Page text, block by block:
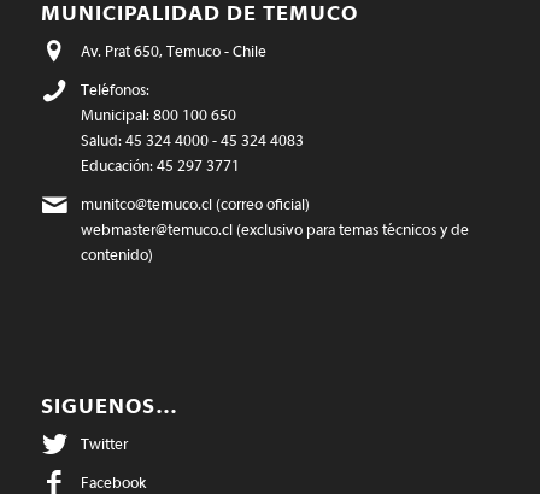
MUNICIPALIDAD DE TEMUCO
Av. Prat 650, Temuco - Chile
Teléfonos:
Municipal: 800 100 650
Salud: 45 324 4000 - 45 324 4083
Educación: 45 297 3771
munitco@temuco.cl(correo oficial)
webmaster@temuco.cl(exclusivo para temas técnicos y de
contenido)
SIGUENOS…
Twitter
Facebook